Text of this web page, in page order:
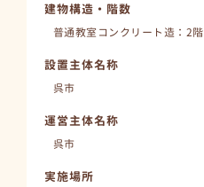
建物構造・階数
普通教室コンクリート造：2階
設置主体名称
呉市
運営主体名称
呉市
実施場所